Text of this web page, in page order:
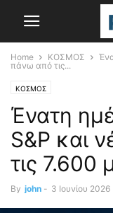
Home ΚΟΣΜΟΣ
πάνω από τις...
ΚΟΣΜΟΣ
Ένατη
S&P και
τις 7.600
By john - 3 Ιουνίου 2026